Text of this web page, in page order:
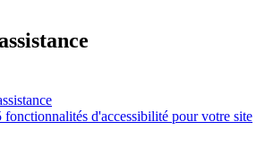
fonctionnalités d'accessibilité pour votre site